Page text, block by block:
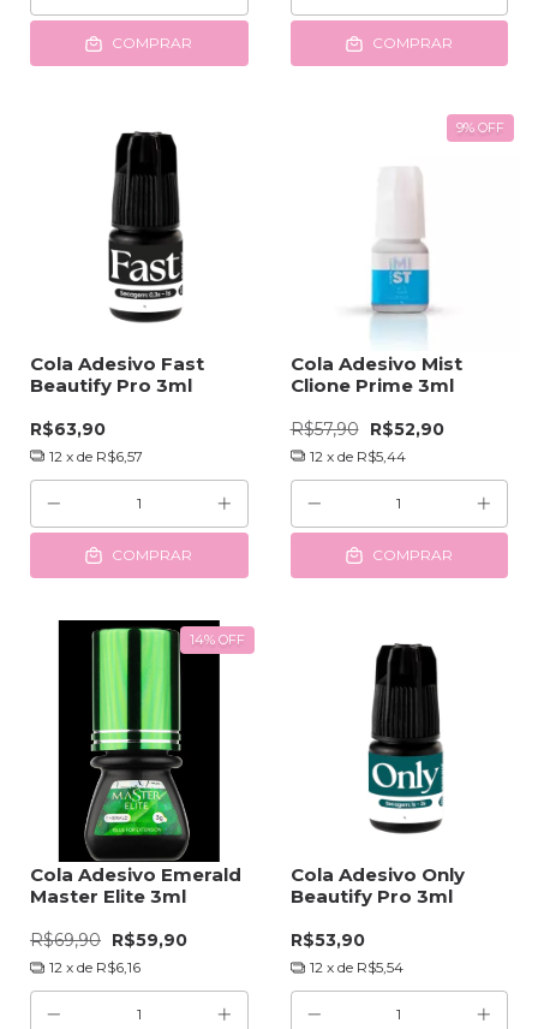
COMPRAR COMPRAR
Cola Adesivo Fast
Beautify Pro 3ml
R$63,90
12 x de R$6,57
COMPRAR
9% OFF
Cola Adesivo Mist
Clione Prime 3ml
R$57,90 R$52,90
12 x de R$5,44
COMPRAR
14% OFF
Cola Adesivo Emerald
Master Elite 3ml
R$69,90 R$59,90
12 x de R$6,16
Cola Adesivo Only
Beautify Pro 3ml
R$53,90
12 x de R$5,54